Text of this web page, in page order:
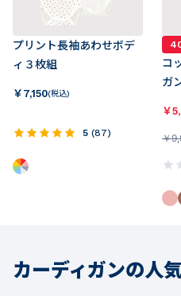
プリント長袖あわせボデ
ィ３枚組
￥ 7,150(税込)
5 (87)
コ
ガ
￥
￥
カーディガンの人